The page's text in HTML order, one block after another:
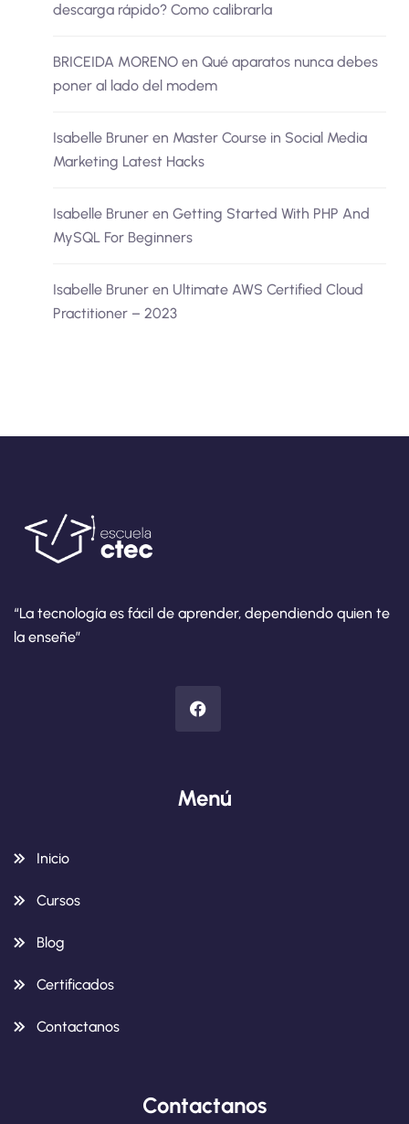
descarga rápido? Como calibrarla
BRICEIDA MORENO en Qué aparatos nunca debes
poner al lado del modem
Isabelle Bruner en Master Course in Social Media
Marketing Latest Hacks
Isabelle Bruner en Getting Started With PHP And
MySQL For Beginners
Isabelle Bruner en Ultimate AWS Certified Cloud
Practitioner – 2023
“La tecnología es fácil de aprender, dependiendo quien te
la enseñe”
Menú
Inicio
Cursos
Blog
Certificados
Contactanos
Contactanos